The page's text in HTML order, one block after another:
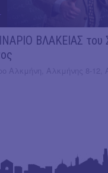
ΒΛΑΚΕΙΑΣ του